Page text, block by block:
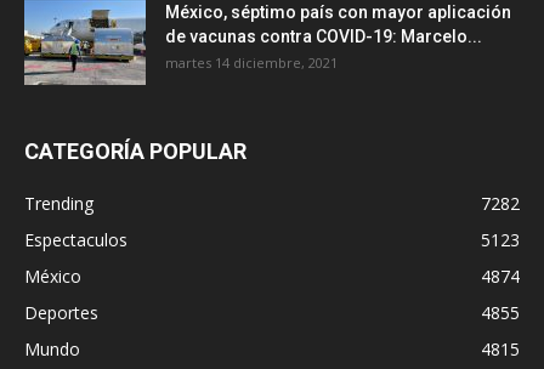
México, séptimo país con mayor aplicación
de vacunas contra COVID-19: Marcelo...
martes 14 diciembre, 2021
CATEGORÍA POPULAR
Trending
7282
Espectaculos
5123
México
4874
Deportes
4855
Mundo
4815